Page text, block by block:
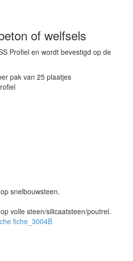
of welfsels
Profiel en wordt bevestigd op de
pak van 25 plaatjes
snelbouwsteen.
volle steen/silicaatsteen/poutrel.
fiche_3004B